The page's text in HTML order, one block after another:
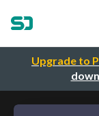
Upgrade to